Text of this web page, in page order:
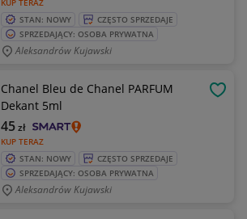
KUP TERAZ
STAN: NOWY
CZĘSTO SPRZEDAJE
SPRZEDAJĄCY: OSOBA PRYWATNA
Aleksandrów Kujawski
Chanel Bleu de Chanel PARFUM
Dekant 5ml
KUP TERAZ
45zł
STAN: NOWY
CZĘSTO SPRZEDAJE
SPRZEDAJĄCY: OSOBA PRYWATNA
Aleksandrów Kujawski